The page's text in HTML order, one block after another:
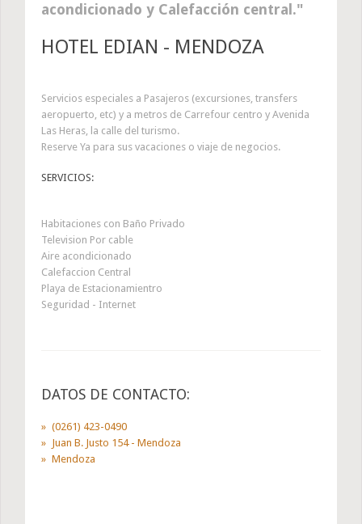
acondicionado y Calefacción central.
HOTEL EDIAN - MENDOZA
Servicios especiales a Pasajeros (excursiones, transfers
aeropuerto, etc) y a metros de Carrefour centro y Avenida
Las Heras, la calle del turismo.
Reserve Ya para sus vacaciones o viaje de negocios.
SERVICIOS:
Habitaciones con Baño Privado
Television Por cable
Aire acondicionado
Calefaccion Central
Playa de Estacionamientro
Seguridad - Internet
DATOS DE CONTACTO:
(0261) 423-0490
Juan B. Justo 154 - Mendoza
Mendoza